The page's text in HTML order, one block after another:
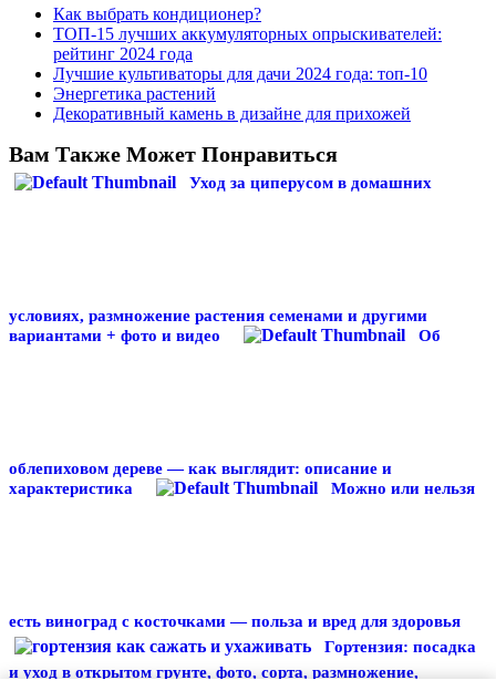
Как выбрать кондиционер?
ТОП-15 лучших аккумуляторных опрыскивателей:
рейтинг 2024 года
Лучшие культиваторы для дачи 2024 года: топ-10
Энергетика растений
Декоративный камень в дизайне для прихожей
Вам Также Может Понравиться
Уход за циперусом в домашних
условиях, размножение растения семенами и другими
вариантами + фото и видео
Об
облепиховом дереве — как выглядит: описание и
характеристика
Можно или нельзя
есть виноград с косточками — польза и вред для здоровья
Гортензия: посадка
и уход в открытом грунте, фото, сорта, размножение,